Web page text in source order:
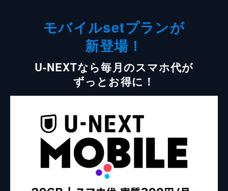
モバイルsetプランが
新登場！
U-NEXTなら毎月のスマホ代が
ずっとお得に！